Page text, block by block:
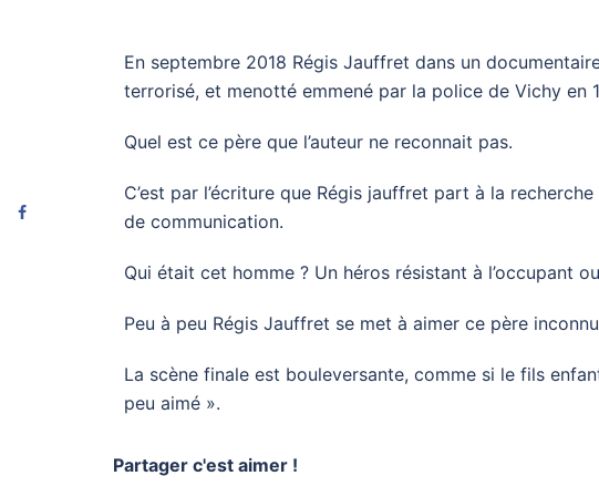
En septembre 2018 Régis Jauffret dans un
terrorisé, et menotté emmené par la police de Vichy en
Quel est ce père que l’auteur ne reconnait pas.
C’est par l’écriture que Régis jauffret part à la
de communication.
Qui était cet homme ? Un héros résistant à l’occupant
Peu à peu Régis Jauffret se met à aimer ce père
La scène finale est bouleversante, comme si le fils
peu aimé ».
Partager c'est aimer !